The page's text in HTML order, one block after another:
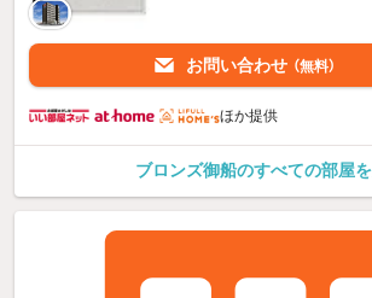
お問い合わせ （無料）
ほか提供
ブロンズ御船のすべての部屋